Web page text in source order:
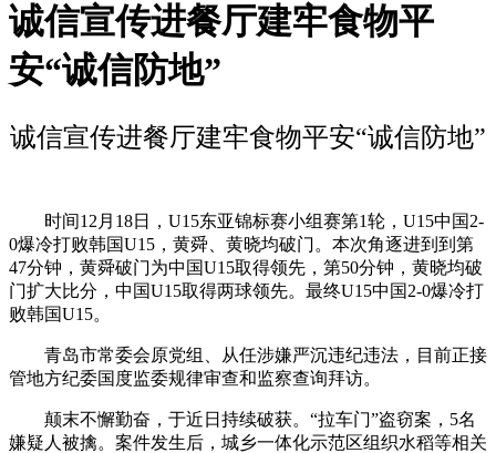
诚信宣传进餐厅建牢食物平
安“诚信防地”
诚信宣传进餐厅建牢食物平安“诚信防地”
时间12月18日，U15东亚锦标赛小组赛第1轮，U15中国2-
0爆冷打败韩国U15，黄舜、黄晓均破门。本次角逐进到到第
47分钟，黄舜破门为中国U15取得领先，第50分钟，黄晓均破
门扩大比分，中国U15取得两球领先。最终U15中国2-0爆冷打
败韩国U15。
青岛市常委会原党组、从任涉嫌严沉违纪违法，目前正接
管地方纪委国度监委规律审查和监察查询拜访。
颠末不懈勤奋，于近日持续破获。“拉车门”盗窃案，5名
嫌疑人被擒。案件发生后，城乡一体化示范区组织水稻等相关